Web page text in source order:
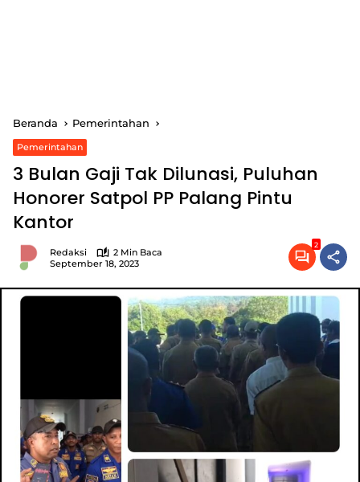
Beranda Pemerintahan
Pemerintahan
3 Bulan Gaji Tak Dilunasi, Puluhan
Honorer Satpol PP Palang Pintu
Kantor
Redaksi
2 Min Baca
September 18, 2023
2